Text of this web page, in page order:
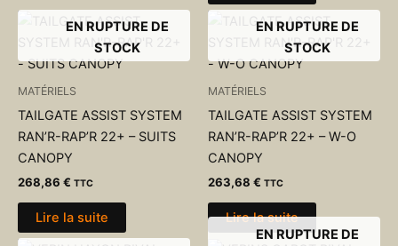
EN RUPTURE DE
STOCK
MATÉRIELS
TAILGATE ASSIST SYSTEM
RAN’R-RAP’R 22+ – SUITS
CANOPY
268,86 € TTC
Lire la suite
EN RUPTURE DE
STOCK
MATÉRIELS
TAILGATE ASSIST SYSTEM
RAN’R-RAP’R 22+ – W-O
CANOPY
263,68 € TTC
Lire la suite
EN RUPTURE DE